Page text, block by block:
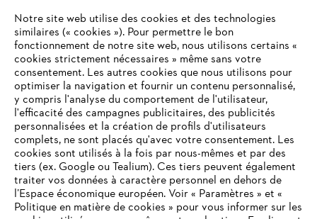
L'Entreprise
STIHL FAQ
Contact
Notre site web utilise des cookies et des technologies
similaires (« cookies »). Pour permettre le bon
fonctionnement de notre site web, nous utilisons certains «
cookies strictement nécessaires » même sans votre
consentement. Les autres cookies que nous utilisons pour
optimiser la navigation et fournir un contenu personnalisé,
y compris l'analyse du comportement de l'utilisateur,
l'efficacité des campagnes publicitaires, des publicités
personnalisées et la création de profils d'utilisateurs
complets, ne sont placés qu'avec votre consentement. Les
cookies sont utilisés à la fois par nous-mêmes et par des
tiers (ex. Google ou Tealium). Ces tiers peuvent également
traiter vos données à caractère personnel en dehors de
l’Espace économique européen. Voir « Paramètres » et «
Politique en matière de cookies » pour vous informer sur les